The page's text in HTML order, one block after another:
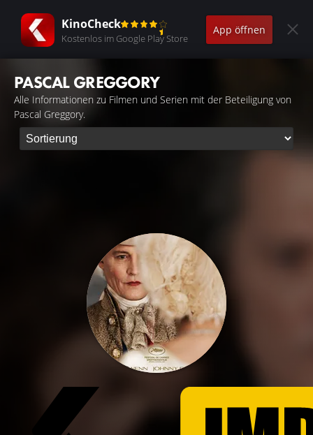
KinoCheck
Kostenlos im Google Play Store
App öffnen
PASCAL GREGGORY
Alle Informationen zu Filmen und Serien mit der Beteiligung von
Pascal Greggory.